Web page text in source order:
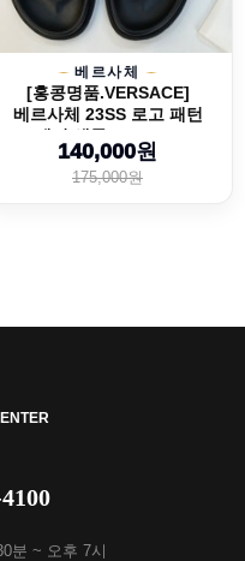
베르사체
[홍콩명품.VERSACE]
베르사체 23SS 로고 패턴
레더 샌들, SE136...
140,000원
175,000원
분 ~ 오후 7시